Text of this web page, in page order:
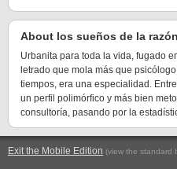
About los sueños de la razón
Urbanita para toda la vida, fugado
letrado que mola más que
tiempos, era una especialidad.
un perfil polimórfico y más bien
consultoría, pasando por la
Exit the Mobile Edition (view the standard